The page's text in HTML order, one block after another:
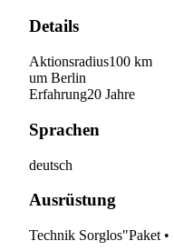
Details
Aktionsradius100 km
um Berlin
Erfahrung20 Jahre
Sprachen
deutsch
Ausrüstung
Technik Sorglos"Paket